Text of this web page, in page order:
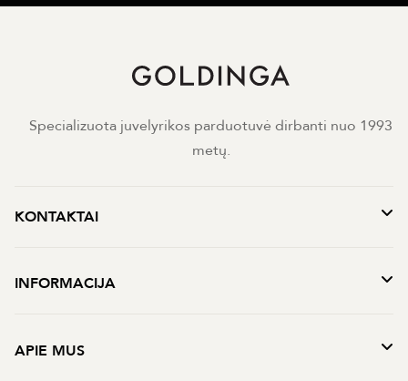
Specializuota juvelyrikos parduotuvė dirbanti nuo 1993
metų.
KONTAKTAI
INFORMACIJA
APIE MUS